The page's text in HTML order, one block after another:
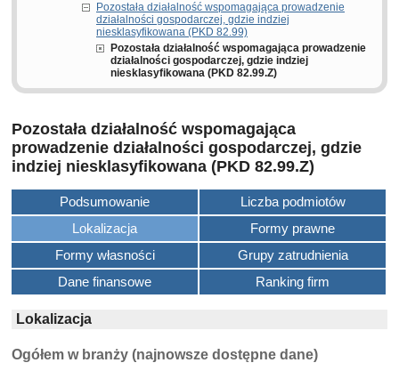
Pozostała działalność wspomagająca prowadzenie
działalności gospodarczej, gdzie indziej
niesklasyfikowana (PKD 82.99)
Pozostała działalność wspomagająca prowadzenie
działalności gospodarczej, gdzie indziej
niesklasyfikowana (PKD 82.99.Z)
Pozostała działalność wspomagająca
prowadzenie działalności gospodarczej, gdzie
indziej niesklasyfikowana (PKD 82.99.Z)
Podsumowanie
Liczba podmiotów
Lokalizacja
Formy prawne
Formy własności
Grupy zatrudnienia
Dane finansowe
Ranking firm
Lokalizacja
Ogółem w branży (najnowsze dostępne dane)